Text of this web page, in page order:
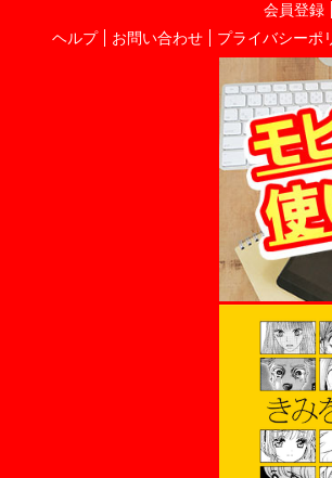
会員登録
ヘルプ
お問い合わせ プライバシーポ